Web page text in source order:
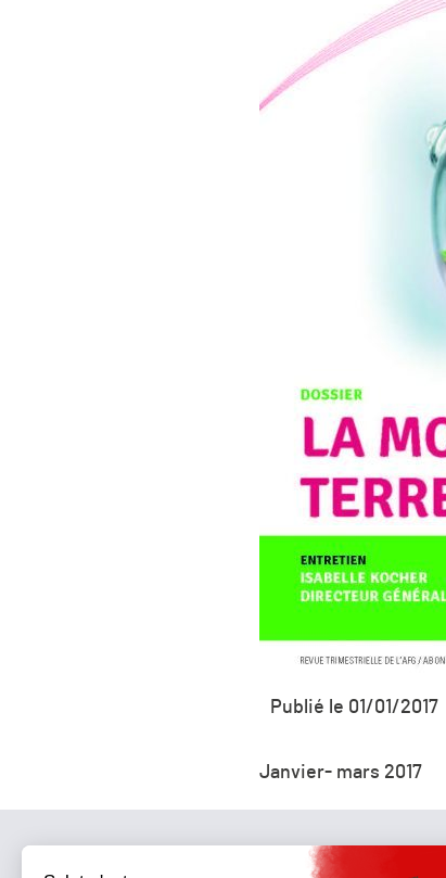
Publié le 01/01/2017
Janvier- mars 2017